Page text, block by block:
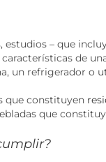
estudios – que
de
un refrigerador o
que constituyen
que